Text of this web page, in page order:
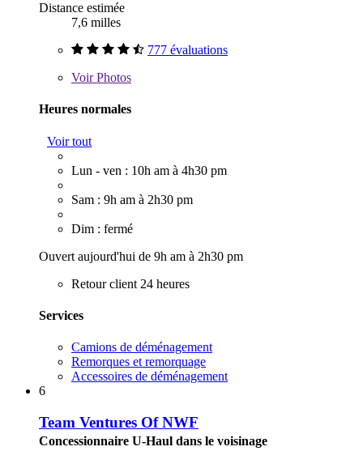
Distance estimée
7,6 milles
777 évaluations
VoirPhotos
Heures normales
Voir tout
Lun - ven : 10h am à 4h30 pm
Sam : 9h am à 2h30 pm
Dim : fermé
Ouvert aujourd'hui de 9h am à 2h30 pm
Retour client 24 heures
Services
Camions de déménagement
Remorques et remorquage
Accessoires de déménagement
6
Team Ventures Of NWF
Concessionnaire U-Haul dans le voisinage